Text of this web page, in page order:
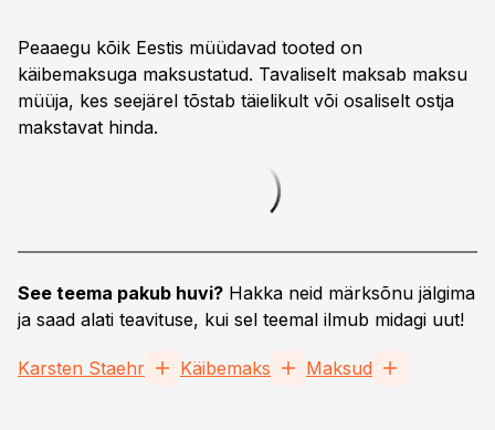
Peaaegu kõik Eestis müüdavad tooted on
käibemaksuga maksustatud. Tavaliselt maksab maksu
müüja, kes seejärel tõstab täielikult või osaliselt ostja
makstavat hinda.
See teema pakub huvi? Hakka neid märksõnu jälgima
ja saad alati teavituse, kui sel teemal ilmub midagi uut!
Karsten Staehr Käibemaks Maksud